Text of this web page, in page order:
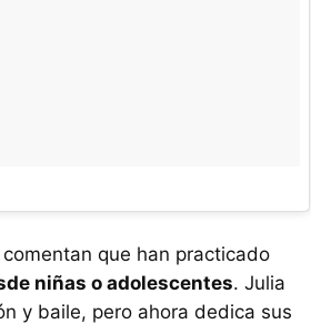
comentan que han practicado
niñas o adolescentes. Julia
y baile, pero ahora dedica sus